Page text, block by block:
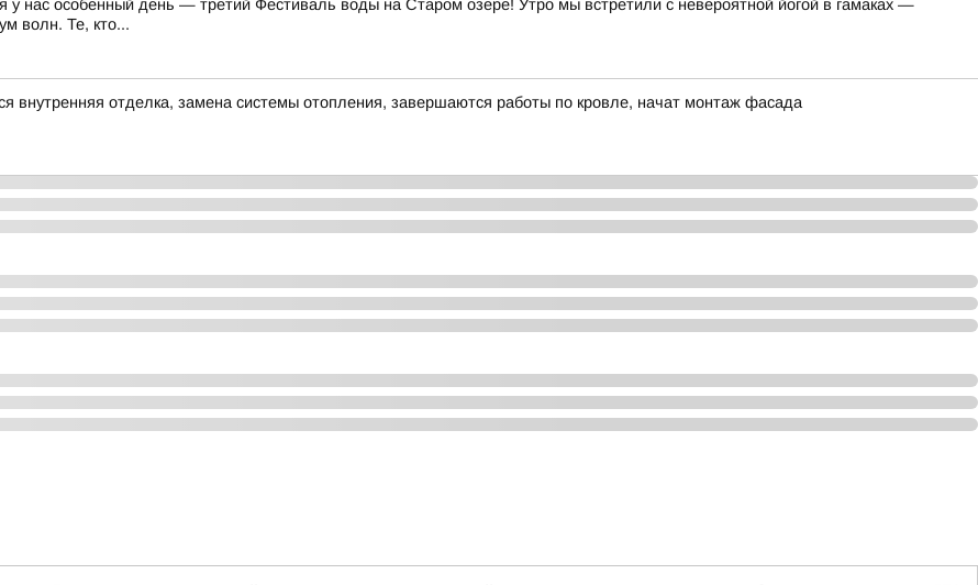
у нас особенный день — третий Фестиваль воды на Старом озере! Утро мы встретили с невероятной йогой в гамаках —
волн. Те, кто...
отделка, замена системы отопления, завершаются работы по кровле, начат монтаж фасада